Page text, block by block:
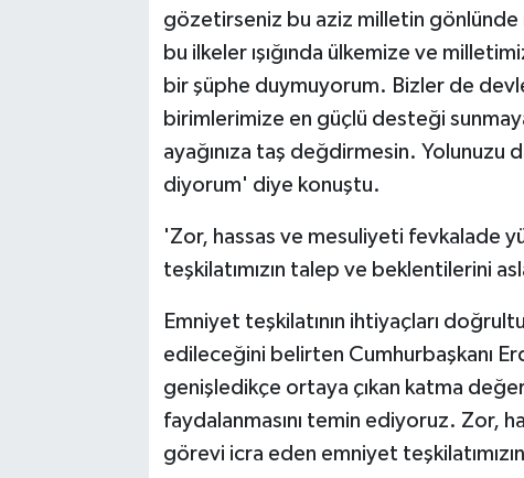
gözetirseniz bu aziz milletin gönlünde
bu ilkeler ışığında ülkemize ve
bir şüphe duymuyorum. Bizler de
birimlerimize en güçlü desteği
ayağınıza taş değdirmesin. Yolunuzu
diyorum' diye konuştu.
'Zor, hassas ve mesuliyeti fevkalade
teşkilatımızın talep ve beklentilerini
Emniyet teşkilatının ihtiyaçları
edileceğini belirten Cumhurbaşkanı
genişledikçe ortaya çıkan katma
faydalanmasını temin ediyoruz. Zor,
görevi icra eden emniyet